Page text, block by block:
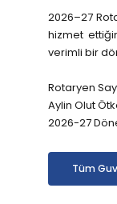
2026–27
hizmet
verimli bir
Rotaryen
Aylin Olut
2026-27
Tüm